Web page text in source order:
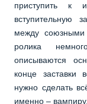
приступить к
вступительную
между
ролика
описываются
конце заставки
нужно сделать
именно –